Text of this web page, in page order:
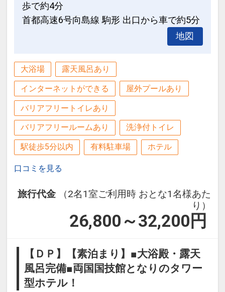
歩で約4分
首都高速6号向島線 駒形 出口から車で約5分
地図
大浴場 露天風呂あり
インターネットができる 屋外プールあり
バリアフリートイレあり
バリアフリールームあり 洗浄付トイレ
駅徒歩5分以内 有料駐車場 ホテル
口コミを見る
旅行代金
（2名1室ご利用時 おとな1名様あた
り）
26,800～32,200 円
【ＤＰ】【素泊まり】■大浴殿・露天
風呂完備■両国国技館となりのタワー
型ホテル！